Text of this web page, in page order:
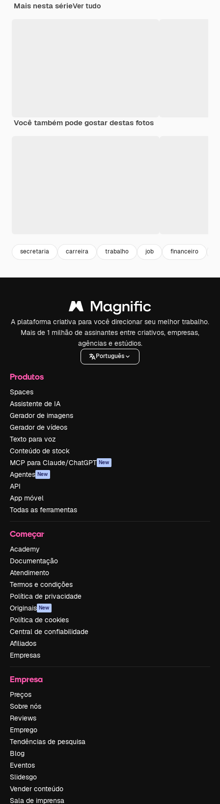
Mais nesta sérieVer tudo
Você também pode gostar destas fotos
secretaria carreira trabalho job financeiro
A plataforma criativa para você direcionar seu melhor trabalho.
Mais de 1 milhão de assinantes entre criativos, empresas,
agências e estúdios.
Português
Produtos
Spaces
Assistente de IA
Gerador de imagens
Gerador de vídeos
Texto para voz
Conteúdo de stock
MCP para Claude/ChatGPT New
Agentes New
API
App móvel
Todas as ferramentas
Começar
Academy
Documentação
Atendimento
Termos e condições
Política de privacidade
Originais New
Política de cookies
Central de confiabilidade
Afiliados
Empresas
Empresa
Preços
Sobre nós
Reviews
Emprego
Tendências de pesquisa
Blog
Eventos
Slidesgo
Vender conteúdo
Sala de imprensa